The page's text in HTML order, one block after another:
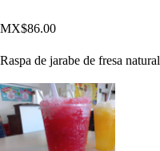
MX$86.00
Raspa de jarabe de fresa natural